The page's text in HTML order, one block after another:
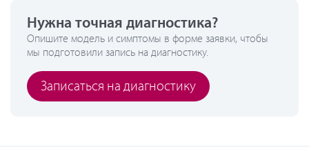
Нужна точная диагностика?
Опишите модель и симптомы в форме заявки, чтобы
мы подготовили запись на диагностику.
Записаться на диагностику